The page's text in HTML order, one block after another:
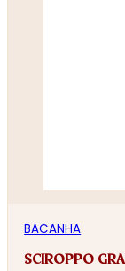
BACANHA
SCIROPPO